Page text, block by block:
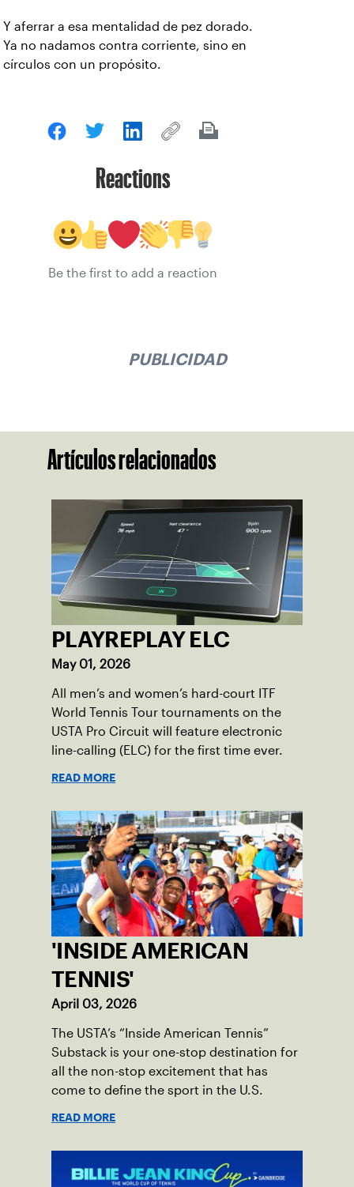
Y aferrar a esa mentalidad de pez dorado.
Ya no nadamos contra corriente, sino en
círculos con un propósito.
Reactions
Be the first to add a reaction
PUBLICIDAD
Artículos relacionados
PLAYREPLAY ELC
May 01, 2026
All men’s and women’s hard-court ITF
World Tennis Tour tournaments on the
USTA Pro Circuit will feature electronic
line-calling (ELC) for the first time ever.
READ MORE
'INSIDE AMERICAN
TENNIS'
April 03, 2026
The USTA’s “Inside American Tennis”
Substack is your one-stop destination for
all the non-stop excitement that has
come to define the sport in the U.S.
READ MORE